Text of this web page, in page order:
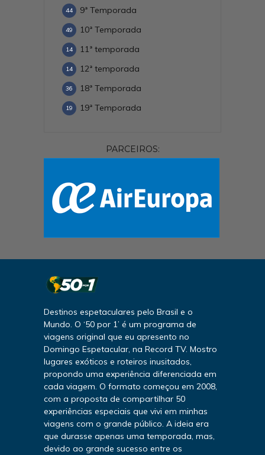
9ª Temporada
44
10ª Temporada
49
11ª temporada
14
12ª temporada
14
18ª Temporada
36
19ª Temporada
19
PARCEIROS:
Destinos espetaculares pelo Brasil e o
Mundo. O ‘50 por 1’ é um programa de
viagens original que eu apresento no
Domingo Espetacular, na Record TV. Mostro
lugares exóticos e roteiros inusitados,
propondo uma experiência diferenciada em
cada viagem. O formato começou em 2008,
com a proposta de compartilhar 50
experiências especiais que vivi em minhas
viagens com o grande público. A ideia era
que durasse apenas uma temporada, mas,
devido ao grande sucesso entre os